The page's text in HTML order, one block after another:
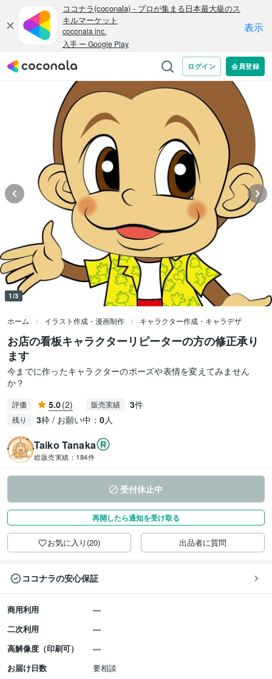
1/3
ホーム イラスト作成・漫画制作 キャラクター作成・キャラデザ
お店の看板キャラクターリピーターの方の修正承り
ます
今までに作ったキャラクターのポーズや表情を変えてみません
か？
評価 5.0(2) 販売実績 3件
残り 3枠 / お願い中： 0人
Taiko Tanaka
総販売実績： 184件
受付休止中
再開したら通知を受け取る
お気に入り(20) 出品者に質問
ココナラの安心保証
商用利用
二次利用
高解像度（印刷可）
お届け日数
要相談